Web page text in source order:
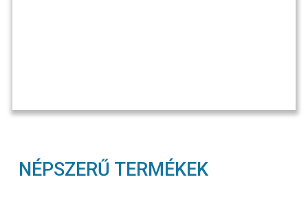
NÉPSZERŰ TERMÉKEK